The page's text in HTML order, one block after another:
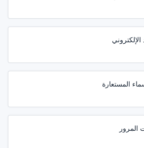
الإلكتروني
المستعارة
المرور